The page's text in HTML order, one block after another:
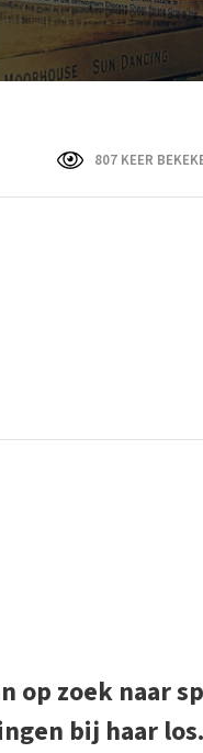
807 KEER
op zoek naar
bij haar los.